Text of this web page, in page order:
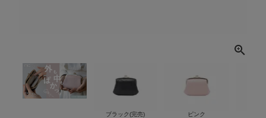
ブラック(完売) ピンク